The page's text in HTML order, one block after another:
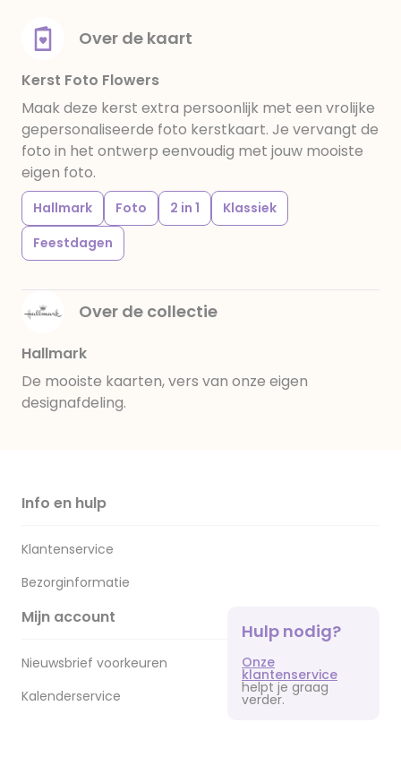
Over de kaart
Kerst Foto Flowers
Maak deze kerst extra persoonlijk met een vrolijke
gepersonaliseerde foto kerstkaart. Je vervangt de
foto in het ontwerp eenvoudig met jouw mooiste
eigen foto.
Hallmark Foto 2 in 1
Klassiek
Feestdagen
Over de collectie
Hallmark
De mooiste kaarten, vers van onze eigen
designafdeling.
Info en hulp
Klantenservice
Bezorginformatie
Mijn account
Nieuwsbrief voorkeuren
Kalenderservice
Hulp nodig?
Onze
klantenservice
helpt je graag
verder.